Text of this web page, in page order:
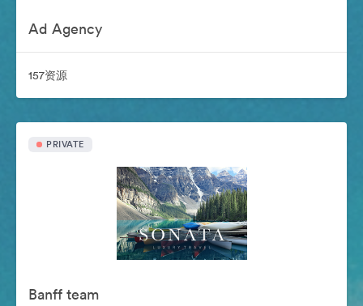
Ad Agency
157资源
PRIVATE
Banff team